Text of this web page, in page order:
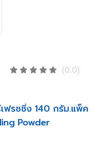
(0.0)
ฟรชชิ่ง 140 กรัม.แพ็ค
Powder